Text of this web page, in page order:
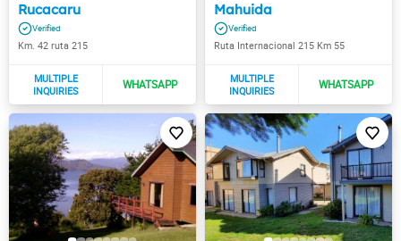
Rucacaru
Km. 42 ruta 215
Mahuida
Ruta Internacional 215 Km 55